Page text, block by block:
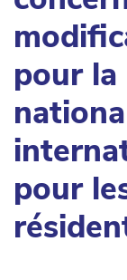
pour la
pour